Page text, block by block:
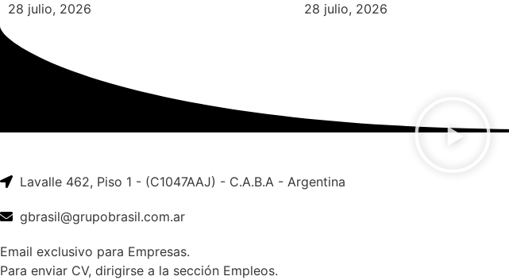
28 julio, 2026 28 julio, 2026
Lavalle 462, Piso 1 - (C1047AAJ) - C.A.B.A - Argentina
gbrasil@grupobrasil.com.ar
Email exclusivo para Empresas.
Para enviar CV, dirigirse a la sección Empleos.